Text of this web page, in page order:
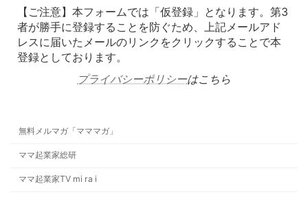
【ご注意】本フォームでは「仮登録」となります。第3
者が勝手に登録することを防ぐため、上記メールアド
レスに届いたメールのリンクをクリックすることで本
登録としております。
プライバシーポリシーはこちら
無料メルマガ「マママガ」
ママ起業家総研
ママ起業家TV mi ra i